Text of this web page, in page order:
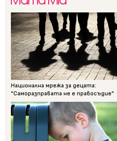
Национална мрежа за децата:
"Саморазправата не е правосъдие"